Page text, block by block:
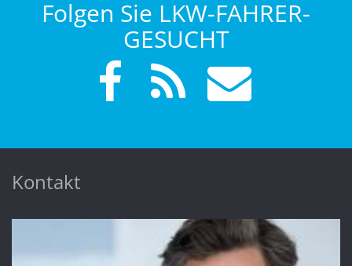
Folgen Sie LKW-FAHRER-
GESUCHT
Kontakt